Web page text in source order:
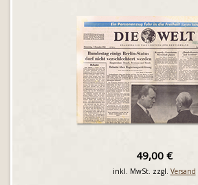
49,00 €
inkl. MwSt. zzgl. Versand